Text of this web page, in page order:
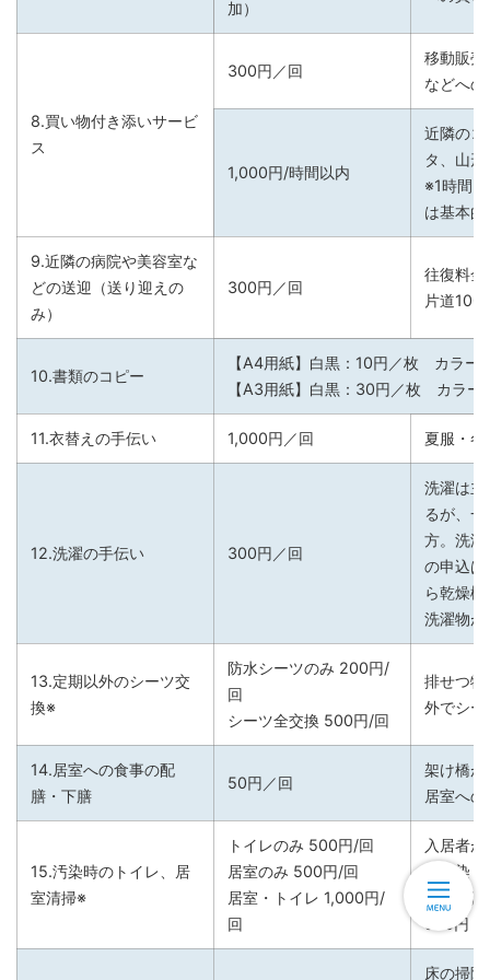
加）
8.買い物付き添いサービ
ス
300円／回
移動販売
などへ
1,000円/時間以内
近隣のコ
タ、山
※1時間
は基本
9.近隣の病院や美容室な
どの送迎（送り迎えの
み）
300円／回
往復料金
片道
10.書類のコピー
【A4用紙】白黒：10円／枚 カラー
【A3用紙】白黒：30円／枚 カラー
11.衣替えの手伝い 1,000円／回 夏服・
12.洗濯の手伝い 300円／回
洗濯は主
るが、
方。洗濯
の申込は
ら乾燥
洗濯物が
13.定期以外のシーツ交
換※
防水シーツのみ 200円/
回
シーツ全交換 500円/回
排せつ物
外でシー
14.居室への食事の配
膳・下膳
50円／回
架け橋が
居室へ
15.汚染時のトイレ、居
室清掃※
トイレのみ 500円/回
居室のみ 500円/回
居室・トイレ 1,000円/
回
入居者
で汚染
汚染状
500円
床の掃